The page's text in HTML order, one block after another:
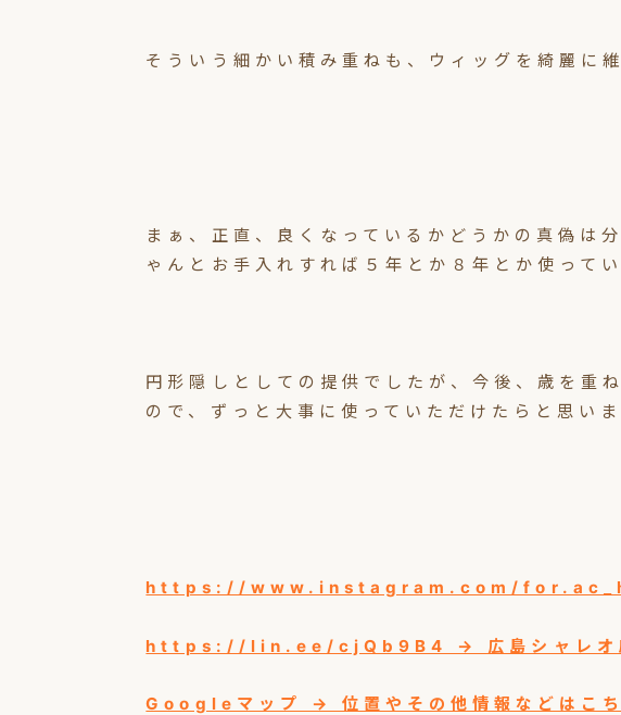
そういう細かい積み重ねも、ウィッグを綺麗に
まぁ、正直、良くなっているかどうかの真偽は
ゃんとお手入れすれば５年とか８年とか使って
円形隠しとしての提供でしたが、今後、歳を重
ので、ずっと大事に使っていただけたらと思い
https://www.instagram.com/
https://lin.ee/cjQb9B4 → 広島シャレオ店
Googleマップ → 位置やその他情報などはこち